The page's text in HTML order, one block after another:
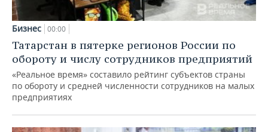
Бизнес 00:00
Татарстан в пятерке регионов России по
обороту и числу сотрудников предприятий
«Реальное время» составило рейтинг субъектов страны
по обороту и средней численности сотрудников на малых
предприятиях